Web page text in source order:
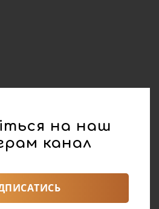
на наш
канал